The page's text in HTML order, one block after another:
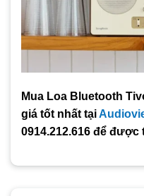
Mua Loa Bluetooth
giá tốt nhất tại
0914.212.616 để